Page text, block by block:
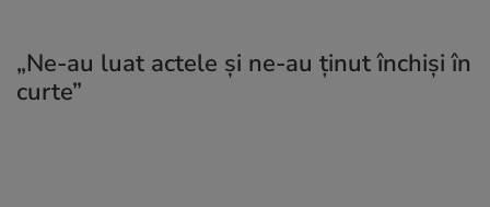
„Ne-au luat actele și ne-au ținut închiși în
curte”